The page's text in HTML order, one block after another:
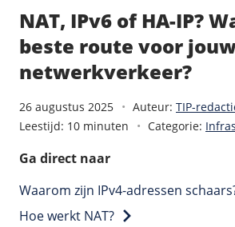
.be domein
/Security & Compliance
Digitale toegankelijkheid
Verhuishulp
GDPR Protect
SiteSweep
/Orchestration
Kubernetes
/Software
Windows Server
Microsoft Essentials
Plesk
Public Cloud
/Network
OpenStack Connect
Dedicated IP Subnet
/Volumes
STACK - online opslag
/Add-ons
AccessiWay - toegankelijkheid
Social Media Hub
iubenda - compliancy
Billdu - facturatieapp
TransIP
Ons verhaal
Legal & security
Contact
Hulp nodig?
Controlepaneel
NAT, IPv6 of HA-IP?
beste route voor
netwerkverkeer?
26 augustus 2025 Auteur: TIP-
Leestijd: 10 minuten
Categorie:
Ga direct naar
Waarom zijn IPv4-adressen
Hoe werkt NAT?